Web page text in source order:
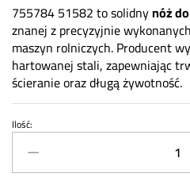
755784 51582 to solidnynóż
znanej z precyzyjnie
maszyn rolniczych. Producent
hartowanej stali, zapewniając
ścieranie oraz długą żywotność.
Nóż
sieczkarni
Radura
Ilość: